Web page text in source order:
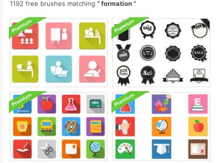
1192 free brushes matching
formation